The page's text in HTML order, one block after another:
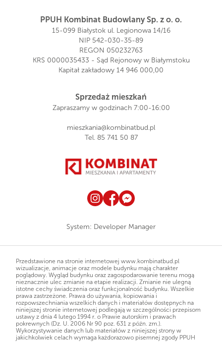
PPUH Kombinat Budowlany Sp. z o. o.
15-099 Białystok ul. Legionowa 14/16
NIP 542-030-35-89
REGON 050232763
KRS 0000035433 - Sąd Rejonowy w Białymstoku
Kapitał zakładowy 14 946 000,00
Sprzedaż mieszkań
Zapraszamy w godzinach 7:00-16:00
mieszkania@kombinatbud.pl
Tel. 85 741 50 87
System: Developer Manager
Przedstawione na stronie internetowej www.kombinatbud.pl
wizualizacje, animacje oraz modele budynku mają charakter
poglądowy. Wygląd budynku oraz zagospodarowanie terenu mogą
nieznacznie ulec zmianie na etapie realizacji. Zmianie nie ulegną
istotne cechy świadczenia oraz funkcjonalność budynku. Wszelkie
prawa zastrzeżone. Prawa do używania, kopiowania i
rozpowszechniania wszelkich danych i materiałów dostępnych na
niniejszej stronie internetowej podlegają w szczególności przepisom
ustawy z dnia 4 lutego 1994 r. o Prawie autorskim i prawach
pokrewnych (Dz. U. 2006 Nr 90 poz. 631 z późn. zm.).
Wykorzystywanie danych lub materiałów z niniejszej strony w
jakichkolwiek celach wymaga każdorazowo pisemnej zgody PPUH